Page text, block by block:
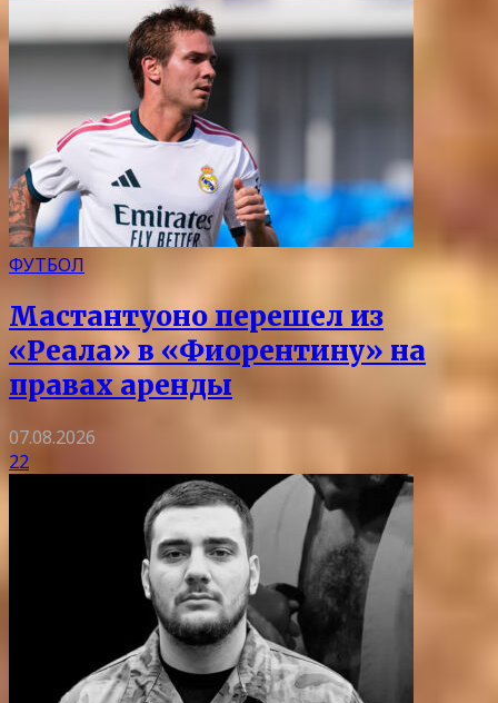
ФУТБОЛ
Мастантуоно перешел из
«Реала» в «Фиорентину» на
правах аренды
07.08.2026
22